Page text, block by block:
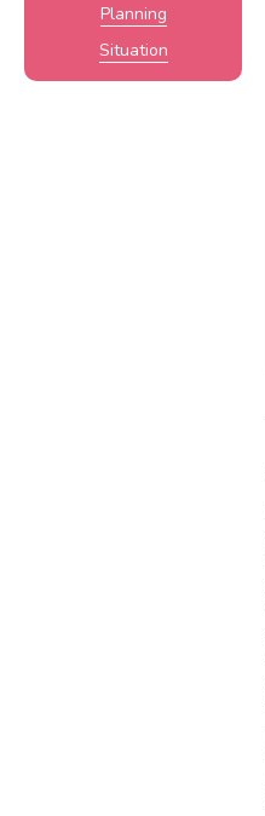
Planning
Situation